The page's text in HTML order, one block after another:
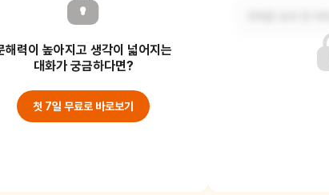
착한 유령이라 안 무서워요.
해력이 높아지고 생각이 넓어지는
대화가 궁금하다면?
첫 7일 무료로 바로보기